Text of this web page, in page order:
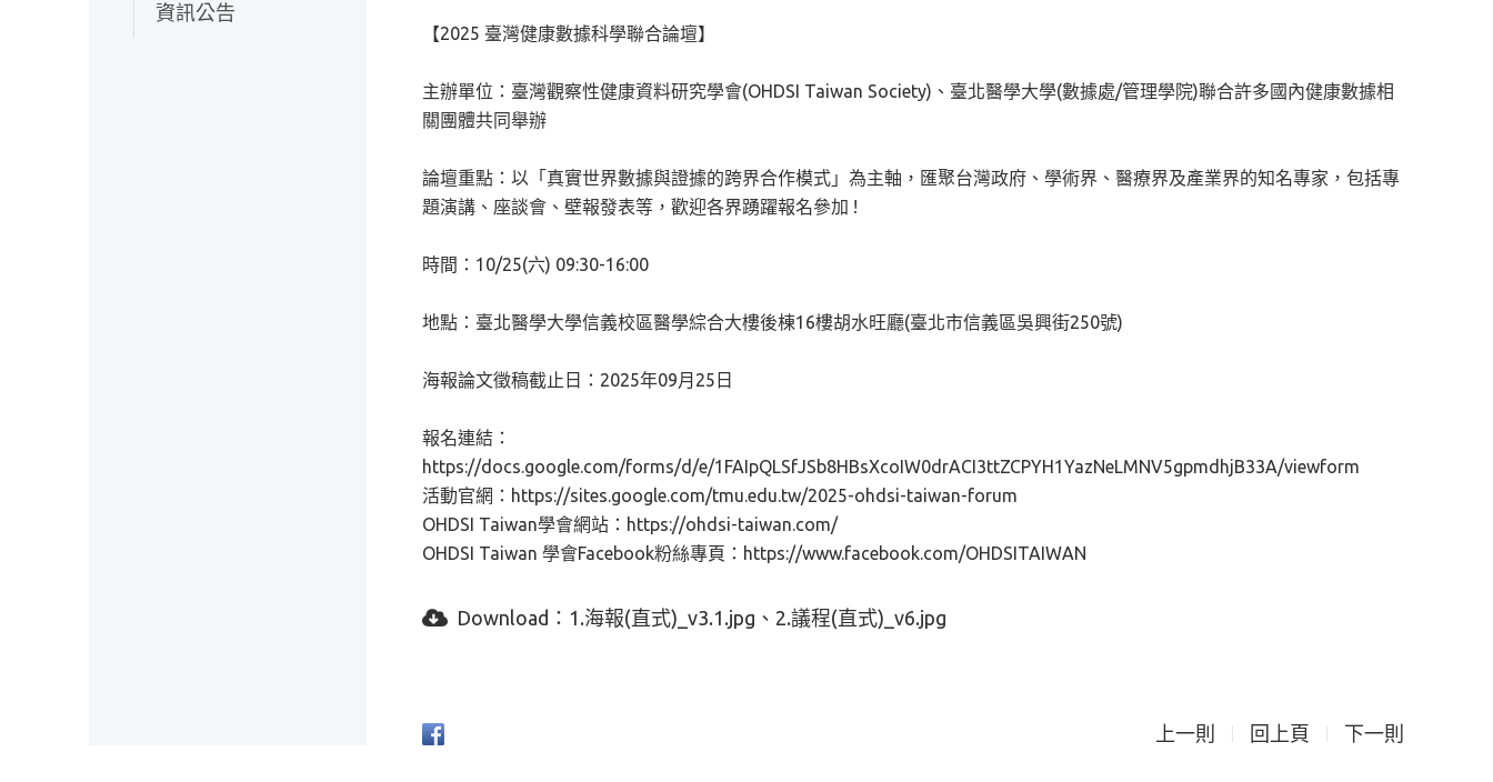
資訊公告
【2025 臺灣健康數據科學聯合論壇】
主辦單位：臺灣觀察性健康資料研究學會(OHDSI Taiwan Society)、臺北醫學大學(數據處/管理學院)聯合許多國內健康數據相
關團體共同舉辦
論壇重點：以「真實世界數據與證據的跨界合作模式」為主軸，匯聚台灣政府、學術界、醫療界及產業界的知名專家，包括專
題演講、座談會、壁報發表等，歡迎各界踴躍報名參加 !
時間：10/25(六) 09:30-16:00
地點：臺北醫學大學信義校區醫學綜合大樓後棟16樓胡水旺廳(臺北市信義區吳興街250號)
海報論文徵稿截止日：2025年09月25日
報名連結：
https://docs.google.com/forms/d/e/1FAIpQLSfJSb8HBsXcoIW0drACI3ttZCPYH1YazNeLMNV5gpmdhjB33A/viewform
活動官網：https://sites.google.com/tmu.edu.tw/2025-ohdsi-taiwan-forum
OHDSI Taiwan學會網站：https://ohdsi-taiwan.com/
OHDSI Taiwan 學會Facebook粉絲專頁：https://www.facebook.com/OHDSITAIWAN
Download： 1.海報(直式)_v3.1.jpg 2.議程(直式)_v6.jpg
上一則 回上頁 下一則